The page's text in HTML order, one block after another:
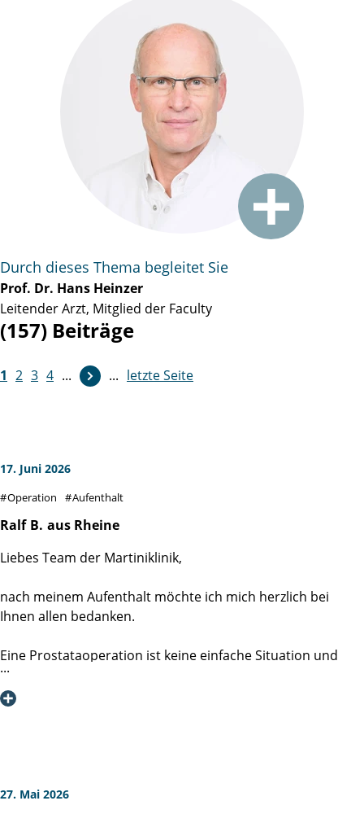
Durch dieses Thema begleitet Sie
Prof. Dr. Hans Heinzer
Leitender Arzt, Mitglied der Faculty
(157) Beiträge
1 2 3 4 ... ... letzte Seite
17. Juni 2026
Operation Aufenthalt
Ralf B. aus Rheine
Liebes Team der Martiniklinik,
nach meinem Aufenthalt möchte ich mich herzlich bei
Ihnen allen bedanken.
Eine Prostataoperation ist keine einfache Situation und
bringt viele Fragen und Sorgen mit sich. Umso mehr hat es
mir geholfen, dass ich mich von Anfang an sehr gut
Mitarbeitende für die Patienten nehmen. Auf Fragen und
27. Mai 2026